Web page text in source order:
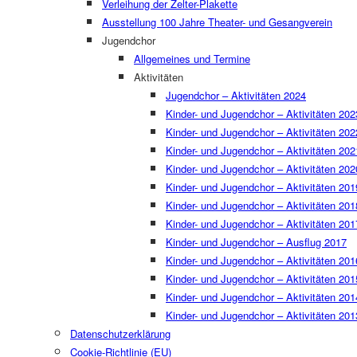
Verleihung der Zelter-Plakette
Ausstellung 100 Jahre Theater- und Gesangverein
Jugendchor
Allgemeines und Termine
Aktivitäten
Jugendchor – Aktivitäten 2024
Kinder- und Jugendchor – Aktivitäten
Kinder- und Jugendchor – Aktivitäten
Kinder- und Jugendchor – Aktivitäten
Kinder- und Jugendchor – Aktivitäten
Kinder- und Jugendchor – Aktivitäten
Kinder- und Jugendchor – Aktivitäten
Kinder- und Jugendchor – Aktivitäten
Kinder- und Jugendchor – Ausflug 2017
Kinder- und Jugendchor – Aktivitäten
Kinder- und Jugendchor – Aktivitäten
Kinder- und Jugendchor – Aktivitäten
Kinder- und Jugendchor – Aktivitäten
Datenschutzerklärung
Cookie-Richtlinie (EU)